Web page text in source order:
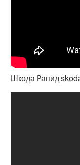
Шкода Рапид